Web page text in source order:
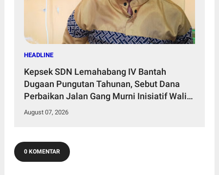
HEADLINE
Kepsek SDN Lemahabang IV Bantah
Dugaan Pungutan Tahunan, Sebut Dana
Perbaikan Jalan Gang Murni Inisiatif Wali
Murid
August 07, 2026
0 KOMENTAR